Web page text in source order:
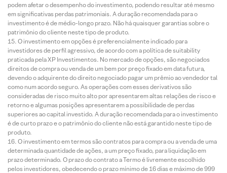
podem afetar o desempenho do investimento, podendo resultar até mesmo
em significativas perdas patrimoniais. A duração recomendada para o
investimento é de médio-longo prazo. Não há quaisquer garantias sobre o
patrimônio do cliente neste tipo de produto.
O investimento em opções é preferencialmente indicado para
investidores de perfil agressivo, de acordo com a política de suitability
praticada pela XP Investimentos. No mercado de opções, são negociados
direitos de compra ou venda de um bem por preço fixado em data futura,
devendo o adquirente do direito negociado pagar um prêmio ao vendedor tal
como num acordo seguro. As operações com esses derivativos são
consideradas de risco muito alto por apresentarem altas relações de risco e
retorno e algumas posições apresentarem a possibilidade de perdas
superiores ao capital investido. A duração recomendada para o investimento
é de curto prazo e o patrimônio do cliente não está garantido neste tipo de
produto.
O investimento em termos são contratos para compra ou a venda de uma
determinada quantidade de ações, a um preço fixado, para liquidação em
prazo determinado. O prazo do contrato a Termo é livremente escolhido
pelos investidores, obedecendo o prazo mínimo de 16 dias e máximo de 999